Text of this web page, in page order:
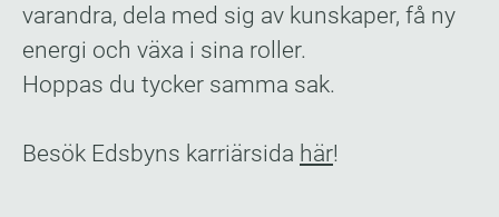
varandra, dela med sig av kunskaper, få ny
energi och växa i sina roller.
Hoppas du tycker samma sak.
Besök Edsbyns karriärsida här​!